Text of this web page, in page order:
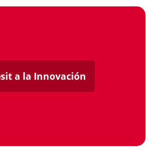
a la Innovación